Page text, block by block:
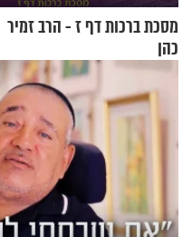
מסכת ברכות דף ז - הרב זמיר
כהן